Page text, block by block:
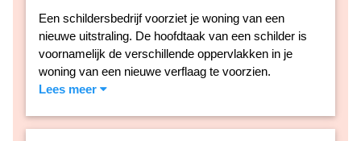
Een schildersbedrijf voorziet je woning van een
nieuwe uitstraling. De hoofdtaak van een schilder is
voornamelijk de verschillende oppervlakken in je
woning van een nieuwe verflaag te voorzien.
Lees meer